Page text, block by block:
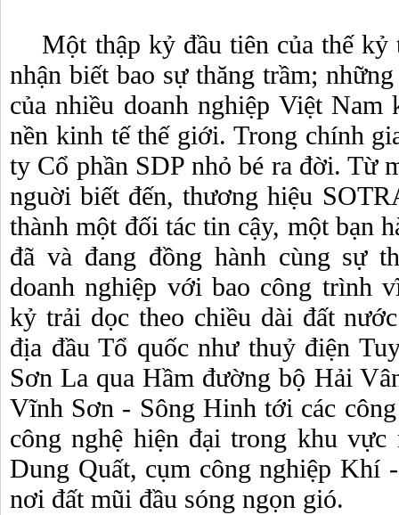
Một thập kỷ đầu tiên của thế kỷ
nhận biết bao sự thăng trầm;
của nhiều doanh nghiệp Việt
nền kinh tế thế giới. Trong chính
ty Cổ phần SDP nhỏ bé ra đời. Từ
nguời biết đến, thương hiệu
thành một đối tác tin cậy, một bạn
đã và đang đồng hành cùng sự
doanh nghiệp với bao công trình
kỷ trải dọc theo chiều dài đất
địa đầu Tổ quốc như thuỷ điện
Sơn La qua Hầm đường bộ Hải
Vĩnh Sơn - Sông Hinh tới các
công nghệ hiện đại trong khu
Dung Quất, cụm công nghiệp
nơi đất mũi đầu sóng ngọn gió.